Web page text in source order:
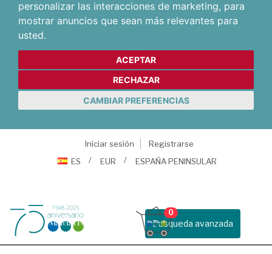
personalizar las interacciones de marketing, para
mostrar anuncios que sean más relevantes para
usted.
ACEPTAR
RECHAZAR
CAMBIAR PREFERENCIAS
Iniciar sesión
Registrarse
ES
EUR ESPAÑA PENINSULAR
Busqueda avanzada
0